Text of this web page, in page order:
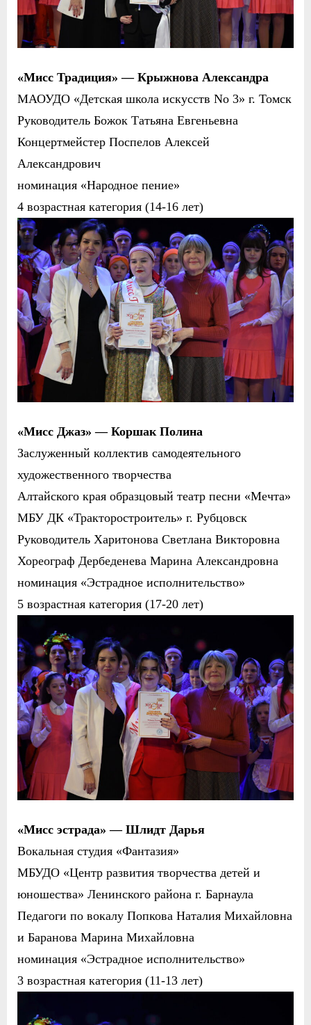
«Мисс Традиция» — Крыжнова Александра
МАОУДО «Детская школа искусств No 3» г. Томск
Руководитель Божок Татьяна Евгеньевна
Концертмейстер Поспелов Алексей
Александрович
номинация «Народное пение»
4 возрастная категория (14-16 лет)
«Мисс Джаз» — Коршак Полина
Заслуженный коллектив самодеятельного
художественного творчества
Алтайского края образцовый театр песни «Мечта»
МБУ ДК «Тракторостроитель» г. Рубцовск
Руководитель Харитонова Светлана Викторовна
Хореограф Дербеденева Марина Александровна
номинация «Эстрадное исполнительство»
5 возрастная категория (17-20 лет)
«Мисс эстрада» — Шлидт Дарья
Вокальная студия «Фантазия»
МБУДО «Центр развития творчества детей и
юношества» Ленинского района г. Барнаула
Педагоги по вокалу Попкова Наталия Михайловна
и Баранова Марина Михайловна
номинация «Эстрадное исполнительство»
3 возрастная категория (11-13 лет)